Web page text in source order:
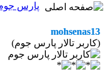
پارس
mohsenas13
(کاربر تالار پارس جوم)